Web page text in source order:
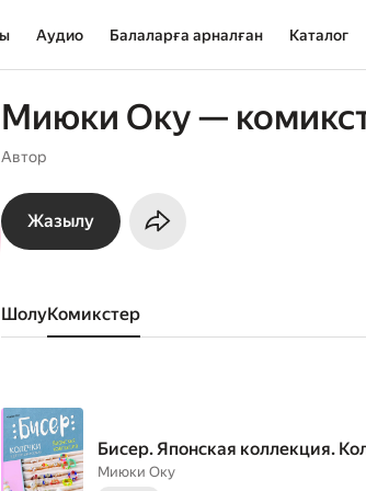
Аудио Балаларға арналған Каталог
Миюки Оку —
Автор
Жазылу
Шолу комикстер
Бисер. Японская коллекция.
Миюки Оку